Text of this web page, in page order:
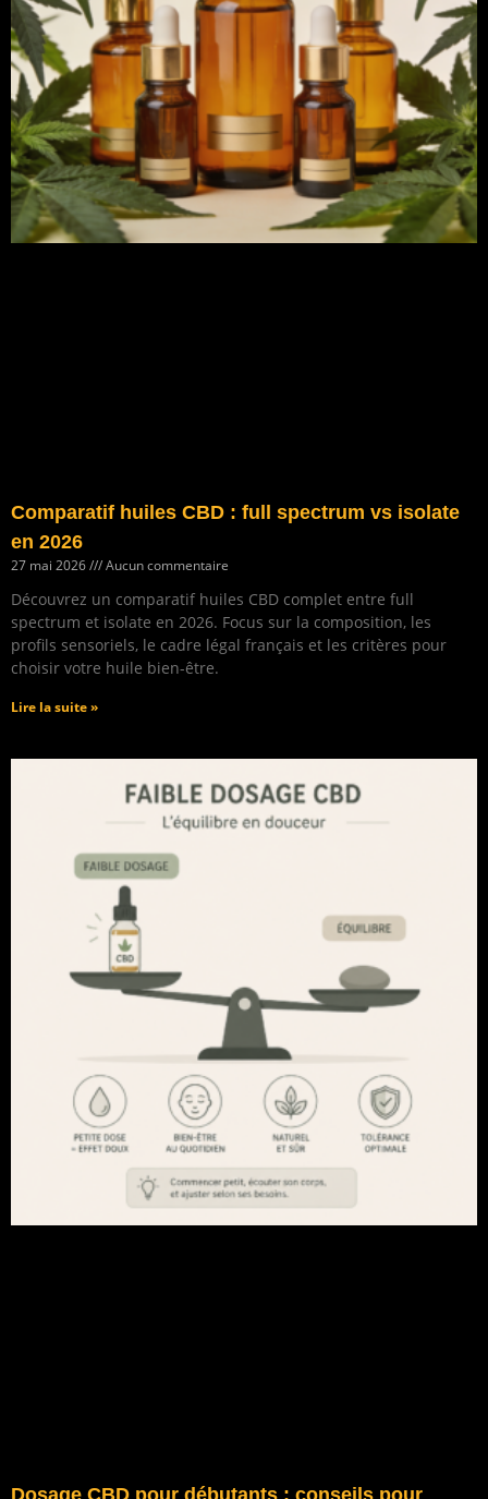
Comparatif huiles CBD : full spectrum vs isolate
en 2026
27 mai 2026 Aucun commentaire
Découvrez un comparatif huiles CBD complet entre full
spectrum et isolate en 2026. Focus sur la composition, les
profils sensoriels, le cadre légal français et les critères pour
choisir votre huile bien-être.
Lire la suite »
Dosage CBD pour débutants : conseils pour